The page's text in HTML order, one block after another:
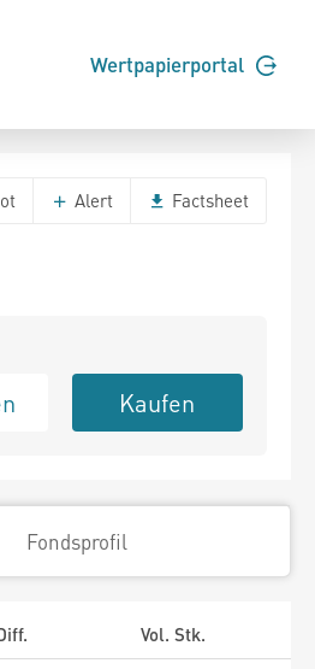
Wertpapierportal
Alert Factsheet
Kaufen
Fondsprofil
Vol. Stk.